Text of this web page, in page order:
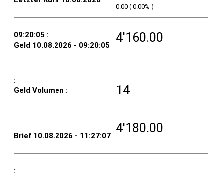
0.00 ( 0.00% )
4'160.00
14
4'180.00